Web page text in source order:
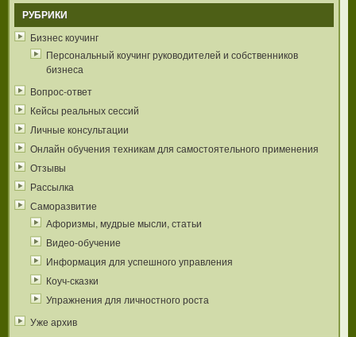
РУБРИКИ
Бизнес коучинг
Персональный коучинг руководителей и собственников
бизнеса
Вопрос-ответ
Кейсы реальных сессий
Личные консультации
Онлайн обучения техникам для самостоятельного применения
Отзывы
Рассылка
Саморазвитие
Афоризмы, мудрые мысли, статьи
Видео-обучение
Информация для успешного управления
Коуч-сказки
Упражнения для личностного роста
Уже архив